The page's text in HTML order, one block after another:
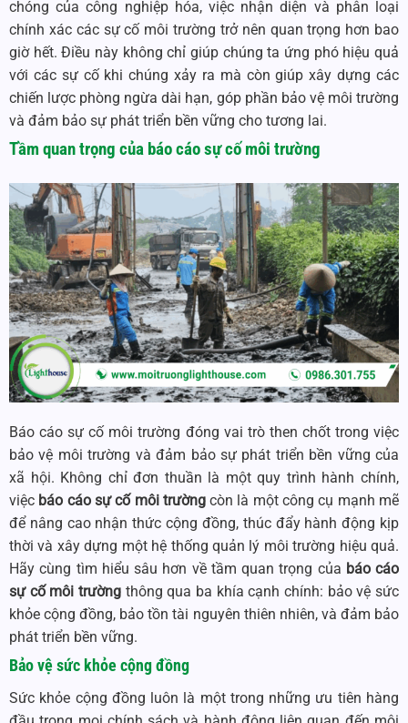
chóng của công nghiệp hóa, việc nhận diện và phân loại
chính xác các sự cố môi trường trở nên quan trọng hơn bao
giờ hết. Điều này không chỉ giúp chúng ta ứng phó hiệu quả
với các sự cố khi chúng xảy ra mà còn giúp xây dựng các
chiến lược phòng ngừa dài hạn, góp phần bảo vệ môi trường
và đảm bảo sự phát triển bền vững cho tương lai.
Tầm quan trọng của báo cáo sự cố môi trường
Báo cáo sự cố môi trường đóng vai trò then chốt trong việc
bảo vệ môi trường và đảm bảo sự phát triển bền vững của
xã hội. Không chỉ đơn thuần là một quy trình hành chính,
việc báo cáo sự cố môi trườngcòn là một công cụ mạnh mẽ
để nâng cao nhận thức cộng đồng, thúc đẩy hành động kịp
thời và xây dựng một hệ thống quản lý môi trường hiệu quả.
Hãy cùng tìm hiểu sâu hơn về tầm quan trọng của báo cáo
sự cố môi trường thông qua ba khía cạnh chính: bảo vệ sức
khỏe cộng đồng, bảo tồn tài nguyên thiên nhiên, và đảm bảo
phát triển bền vững.
Bảo vệ sức khỏe cộng đồng
Sức khỏe cộng đồng luôn là một trong những ưu tiên hàng